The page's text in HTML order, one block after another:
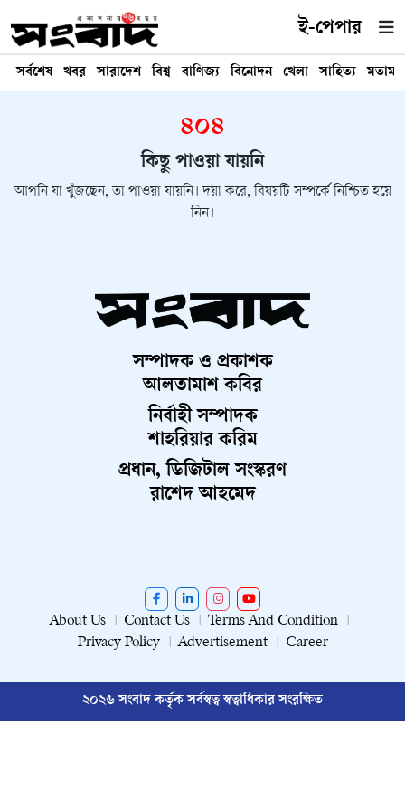
ই-পেপার
সর্বশেষ খবর সারাদেশ বিশ্ব বাণিজ্য বিনোদন খেলা সাহিত্য মতামত
৪০৪
কিছু পাওয়া যায়নি
আপনি যা খুঁজছেন, তা পাওয়া যায়নি। দয়া করে, বিষয়টি সম্পর্কে নিশ্চিত হয়ে
নিন।
সম্পাদক ও প্রকাশক
আলতামাশ কবির
নির্বাহী সম্পাদক
শাহরিয়ার করিম
প্রধান, ডিজিটাল সংস্করণ
রাশেদ আহমেদ
About Us Contact Us
Terms And Condition
Privacy Policy
Advertisement Career
২০২৬ সংবাদ কর্তৃক সর্বস্বত্ব স্বত্বাধিকার সংরক্ষিত